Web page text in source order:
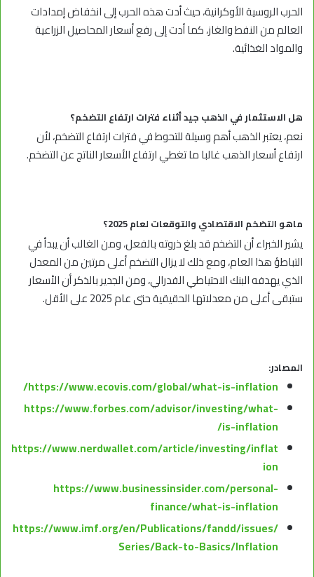
الحرب الروسية الأوكرانية، حيث أدت هذه الحرب إلى انخفاض إمدادات
العالم من النفط والغاز، كما أدت إلى رفع أسعار المحاصيل الزراعية
والمواد الغذائية.
هل الاستثمار في الذهب جيد أثناء فترات ارتفاع التضخم؟
نعم، يعتبر الذهب أهم وسيلة للتحوط في فترات ارتفاع التضخم، لأن
ارتفاع أسعار الذهب غالبا ما تغطي ارتفاع الأسعار الناتج عن التضخم.
ماهو التضخم الاقتصادي والتوقعات لعام 2025؟
يشير الخبراء أن التضخم قد بلغ ذروته بالفعل، ومن الغالب أن يبدأ في
التباطؤ هذا العام، ومع ذلك لا يزال التضخم أعلى مرتين من المعدل
الذي يهدفه البنك الاحتياطي الفدرالي، ومن الجدير بالذكر أن الأسعار
ستبقى أعلى من معدلاتها الحقيقية حتى عام 2025 على الأقل.
المصادر:
https://www.ecovis.com/global/what-is-inflation/
https://www.forbes.com/advisor/investing/what-
is-inflation/
https://www.nerdwallet.com/article/investing/inflat
ion
https://www.businessinsider.com/personal-
finance/what-is-inflation
https://www.imf.org/en/Publications/fandd/issues/
Series/Back-to-Basics/Inflation